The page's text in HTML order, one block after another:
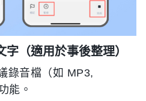
（適用於事後整理）
錄音檔（如 MP3,
能。